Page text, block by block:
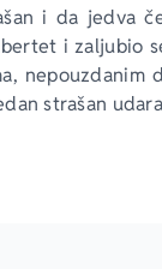
i da jedva
i zaljubio
nepouzdanim
strašan